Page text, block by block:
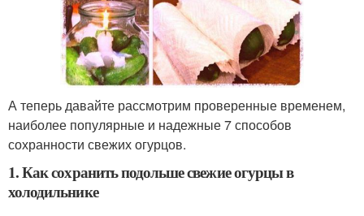
А теперь давайте рассмотрим проверенные временем,
наиболее популярные и надежные 7 способов
сохранности свежих огурцов.
1. Как сохранить подольше свежие огурцы в
холодильнике